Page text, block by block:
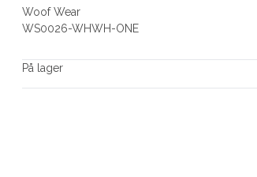
Woof Wear
WS0026-WHWH-ONE
På lager